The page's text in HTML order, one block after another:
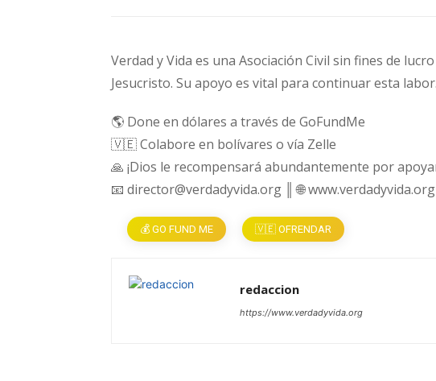
Verdad y Vida es una Asociación Civil sin fines de
Jesucristo. Su apoyo es vital para continuar esta labor.
🌎 Done en dólares a través de GoFundMe
🇻🇪 Colabore en bolívares o vía Zelle
🙏 ¡Dios le recompensará abundantemente por
📧 director@verdadyvida.org ║ 🌐
💰 GO FUND ME 🇻🇪 OFRENDAR
redaccion
https://www.verdadyvida.org